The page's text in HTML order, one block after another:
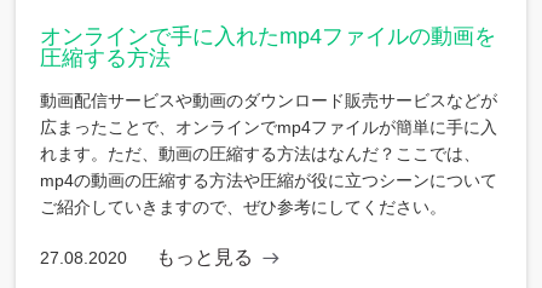
オンラインで手に入れたmp4ファイルの動画を
圧縮する方法
動画配信サービスや動画のダウンロード販売サービスなどが
広まったことで、オンラインでmp4ファイルが簡単に手に入
れます。ただ、動画の圧縮する方法はなんだ？ここでは、
mp4の動画の圧縮する方法や圧縮が役に立つシーンについて
ご紹介していきますので、ぜひ参考にしてください。
27.08.2020 もっと見る